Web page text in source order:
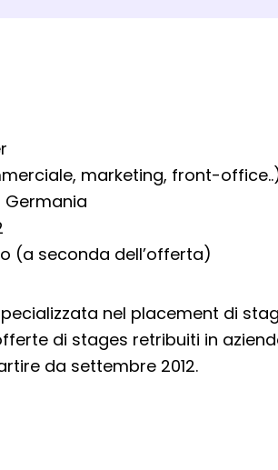
Magazine
marketing, front-
Germania
(a seconda dell’offerta)
nel placement di
di stages retribuiti in
da settembre 2012.